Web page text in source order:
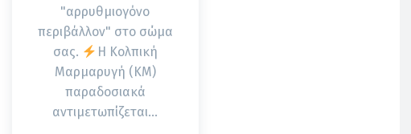
"αρρυθμιογόνο
περιβάλλον" στο σώμα
σας.
Η Κολπική
Μαρμαρυγή (ΚΜ)
παραδοσιακά
αντιμετωπίζεται...